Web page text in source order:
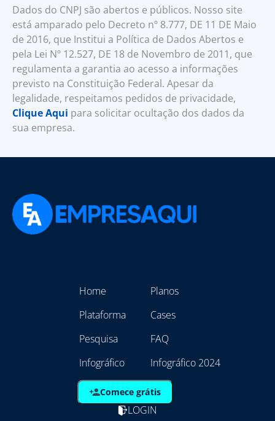
Dados do CNPJ são abertos e públicos. Nosso site
está amparado pelo Decreto nº 8.777, DE 11 DE Maio
de 2016, que Institui a Política de Dados Abertos e
pela Lei Nº 12.527, DE 18 de Novembro de 2011, que
regulamenta a garantia ao acesso a informações
previsto na Constituição Federal. Apesar da
legalidade, respeitamos pedidos de privacidade,
Clique Aqui para solicitar ocultação dos dados da
sua empresa.
Home
Plataforma
Pesquisa
Infográfico
Planos
Cases
FAQ
Infográfico 2024
Comece grátis
LOGIN